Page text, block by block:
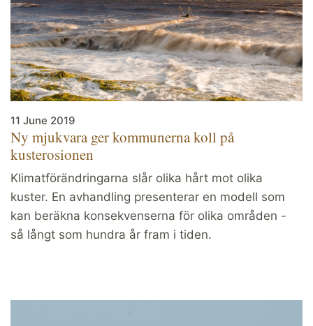
11 June 2019
Ny mjukvara ger kommunerna koll på
kusterosionen
Klimatförändringarna slår olika hårt mot olika
kuster. En avhandling presenterar en modell som
kan beräkna konsekvenserna för olika områden -
så långt som hundra år fram i tiden.